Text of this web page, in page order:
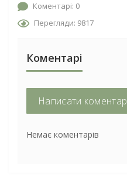
Коментарі: 0
Перегляди: 9817
Коментарі
Написати коментар
Немає коментарів